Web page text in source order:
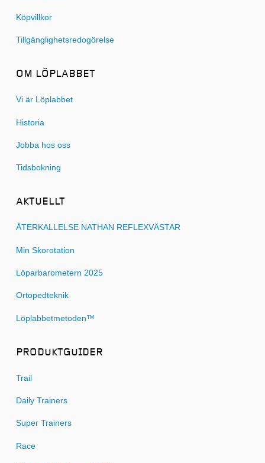
Köpvillkor
Tillgänglighetsredogörelse
OM LÖPLABBET
Vi är Löplabbet
Historia
Jobba hos oss
Tidsbokning
AKTUELLT
ÅTERKALLELSE NATHAN REFLEXVÄSTAR
Min Skorotation
Löparbarometern 2025
Ortopedteknik
Löplabbetmetoden™
PRODUKTGUIDER
Trail
Daily Trainers
Super Trainers
Race